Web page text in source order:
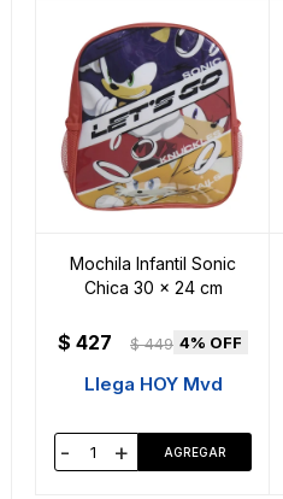
Mochila Infantil Sonic
Chica 30 x 24 cm
$ 427 $ 449 4
Llega HOY Mvd
- +